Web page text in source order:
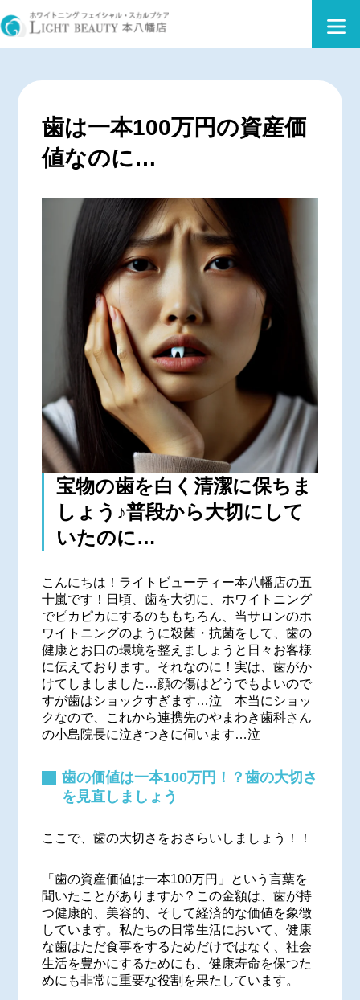
歯は一本100万円の資産価
値なのに…
宝物の歯を白く清潔に保ちま
しょう♪普段から大切にして
いたのに…
こんにちは！ライトビューティー本八幡店の五
十嵐です！日頃、歯を大切に、ホワイトニング
でピカピカにするのももちろん、当サロンのホ
ワイトニングのように殺菌・抗菌をして、歯の
健康とお口の環境を整えましょうと日々お客様
に伝えております。それなのに！実は、歯がか
けてしましました…顔の傷はどうでもよいので
すが歯はショックすぎます…泣 本当にショッ
クなので、これから連携先のやまわき歯科さん
の小島院長に泣きつきに伺います…泣
歯の価値は一本100万円！？歯の大切さ
を見直しましょう
ここで、歯の大切さをおさらいしましょう！！
「歯の資産価値は一本100万円」という言葉を
聞いたことがありますか？この金額は、歯が持
つ健康的、美容的、そして経済的な価値を象徴
しています。私たちの日常生活において、健康
な歯はただ食事をするためだけではなく、社会
生活を豊かにするためにも、健康寿命を保つた
めにも非常に重要な役割を果たしています。